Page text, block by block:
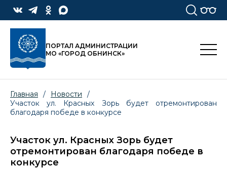
ПОРТАЛ АДМИНИСТРАЦИИ
МО «ГОРОД ОБНИНСК»
Главная / Новости
/
Участок ул. Красных Зорь будет отремонтирован
благодаря победе в конкурсе
Участок ул. Красных Зорь будет
отремонтирован благодаря победе в
конкурсе